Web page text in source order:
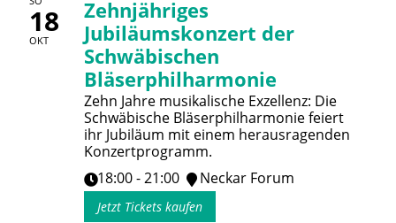
18
OKT
Zehnjähriges
Jubiläumskonzert der
Schwäbischen
Bläserphilharmonie
Zehn Jahre musikalische Exzellenz: Die
Schwäbische Bläserphilharmonie feiert
ihr Jubiläum mit einem herausragenden
Konzertprogramm.
18:00 - 21:00
Neckar Forum
Jetzt Tickets kaufen